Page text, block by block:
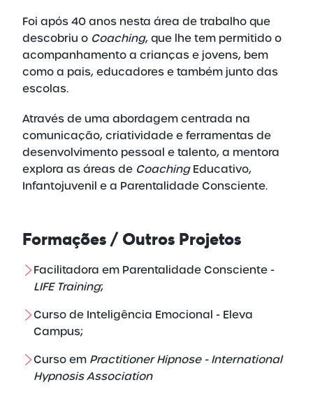
Foi após 40 anos nesta área de trabalho que
descobriu o Coaching, que lhe tem permitido o
acompanhamento a crianças e jovens, bem
como a pais, educadores e também junto das
escolas.
Através de uma abordagem centrada na
comunicação, criatividade e ferramentas de
desenvolvimento pessoal e talento, a mentora
explora as áreas de CoachingEducativo,
Infantojuvenil e a Parentalidade Consciente.
Formações / Outros Projetos
Facilitadora em Parentalidade Consciente -
LIFE Training;
Curso de Inteligência Emocional - Eleva
Campus;
Curso em Practitioner Hipnose - International
Hypnosis Association